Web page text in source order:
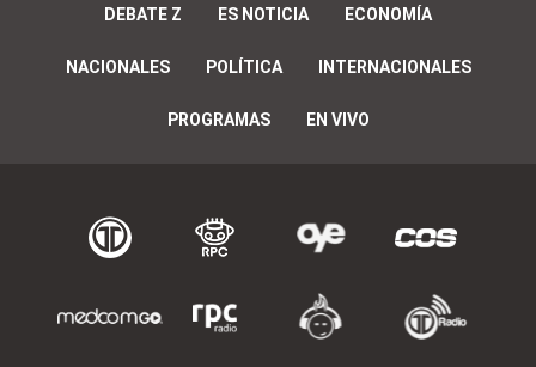
DEBATE Z ES NOTICIA ECONOMÍA
NACIONALES POLÍTICA INTERNACIONALES
PROGRAMAS EN VIVO